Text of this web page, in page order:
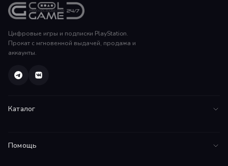
Цифровые игры и подписки PlayStation.
Прокат с мгновенной выдачей, продажа и
аккаунты.
Каталог
Помощь